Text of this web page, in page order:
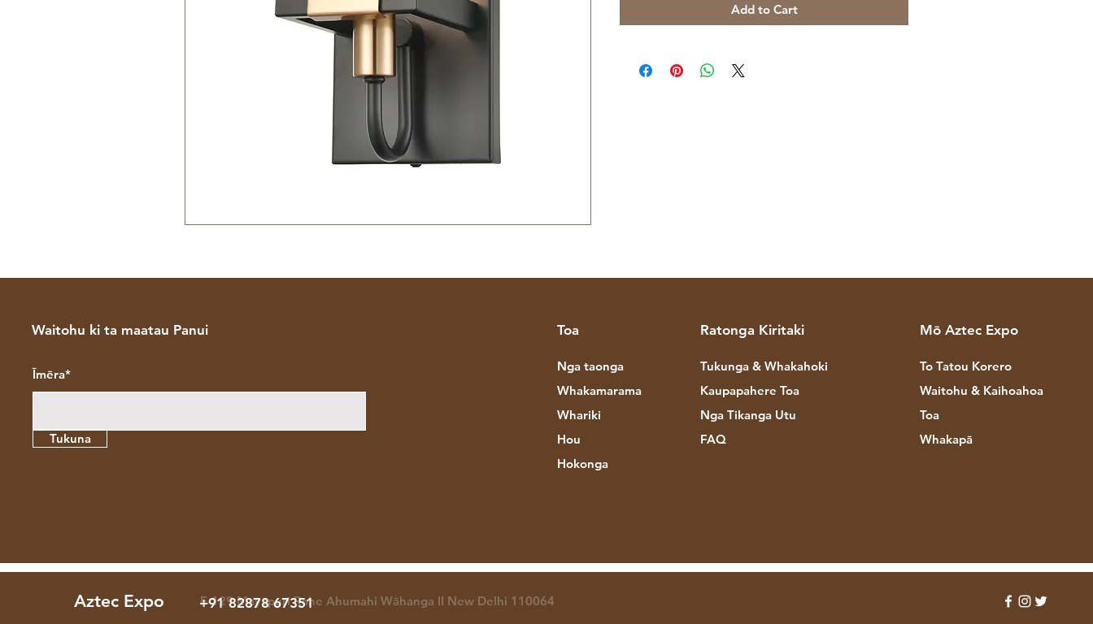
Add to Cart
Waitohu ki ta maatau Panui
Īmēra*
Tukuna
Toa
Nga taonga
Whakamarama
Whariki
Hou
Hokonga
Ratonga Kiritaki
Tukunga & Whakahoki
Kaupapahere Toa
Nga Tikanga Utu
FAQ
Mō Aztec Expo
To Tatou Korero
Waitohu & Kaihoahoa
Toa
Whakapā
Aztec Expo F-129 Mayapuri Rohe Ahumahi Wāhanga II New Delhi 110064
+91 82878 67351